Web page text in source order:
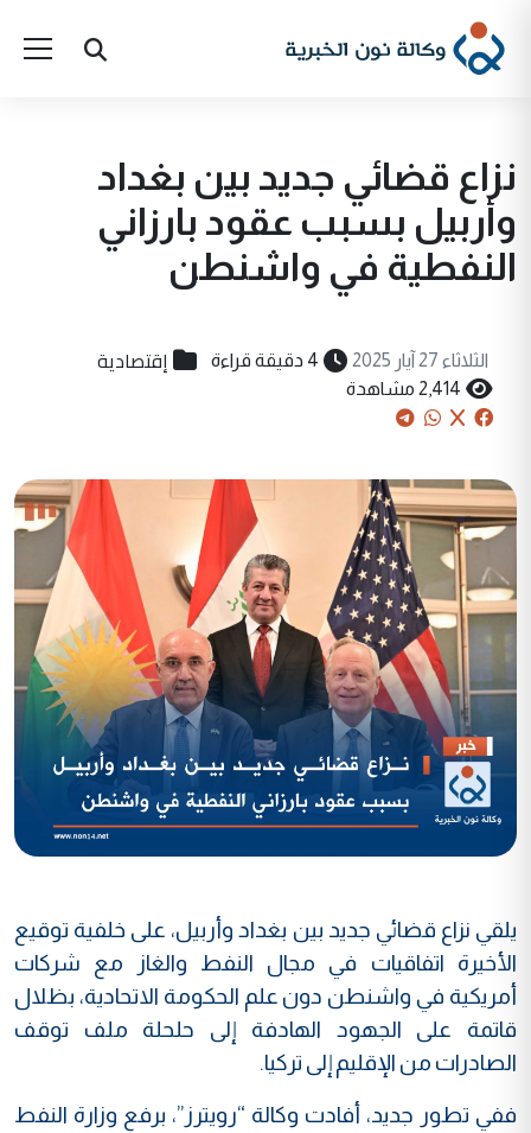
نزاع قضائي جديد بين بغداد
وأربيل بسبب عقود بارزاني
النفطية في واشنطن
الثلاثاء 27 آيار 2025 4 دقيقة قراءة إقتصادية
2,414 مشاهدة
يلقي نزاع قضائي جديد بين بغداد وأربيل، على خلفية توقيع
الأخيرة اتفاقيات في مجال النفط والغاز مع شركات
أمريكية في واشنطن دون علم الحكومة الاتحادية، بظلال
قاتمة على الجهود الهادفة إلى حلحلة ملف توقف
الصادرات من الإقليم إلى تركيا.
ففي تطور جديد، أفادت وكالة “رويترز”، برفع وزارة النفط